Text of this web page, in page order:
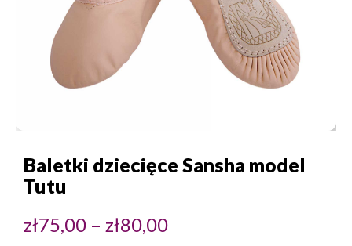
Baletki dziecięce Sansha model
Tutu
zł75,00 – zł80,00Zakres
cen: